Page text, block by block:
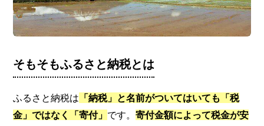
そもそもふるさと納税とは
ふるさと納税は 「納税」と名前がついてはいても「税
金」ではなく「寄付」 です。寄付金額によって税金が安